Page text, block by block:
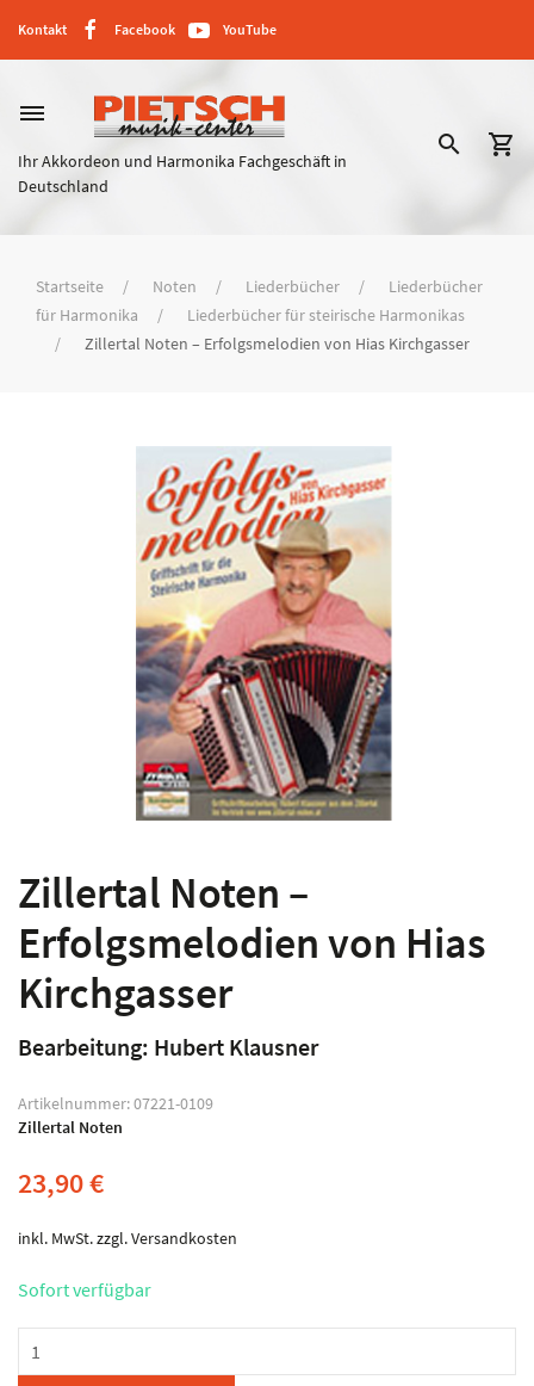
Kontakt Facebook YouTube
dehaze
Ihr Akkordeon und Harmonika Fachgeschäft in
Deutschland
search shopping_cart
Startseite Noten Liederbücher
Liederbücher
für Harmonika
Liederbücher für steirische Harmonikas
Zillertal Noten – Erfolgsmelodien von Hias Kirchgasser
Zillertal Noten –
Erfolgsmelodien von Hias
Kirchgasser
Bearbeitung: Hubert Klausner
Artikelnummer:07221-0109
Zillertal Noten
23,90€
inkl. MwSt.zzgl.Versandkosten
Sofort verfügbar
Noten